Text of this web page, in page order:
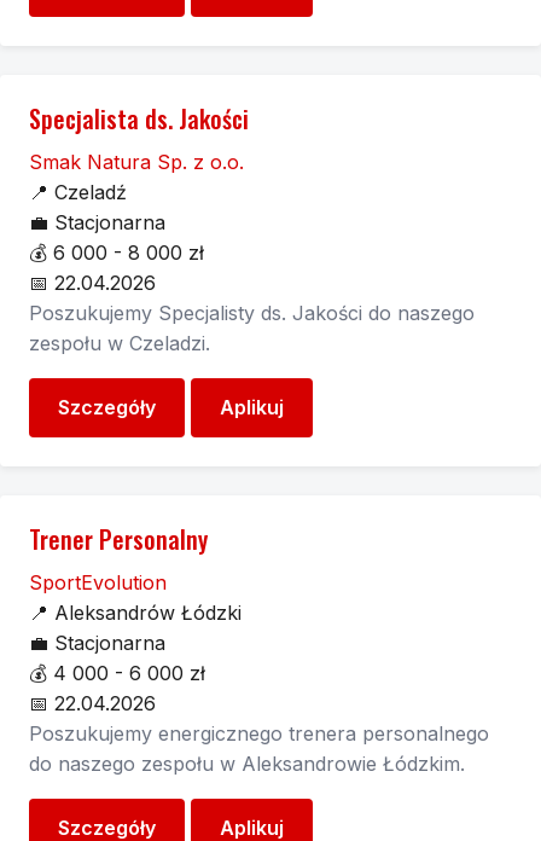
Specjalista ds. Jakości
Smak Natura Sp. z o.o.
📍 Czeladź
💼 Stacjonarna
💰 6 000 - 8 000 zł
📅 22.04.2026
Poszukujemy Specjalisty ds. Jakości do naszego
zespołu w Czeladzi.
Szczegóły Aplikuj
Trener Personalny
SportEvolution
📍 Aleksandrów Łódzki
💼 Stacjonarna
💰 4 000 - 6 000 zł
📅 22.04.2026
Poszukujemy energicznego trenera personalnego
do naszego zespołu w Aleksandrowie Łódzkim.
Szczegóły Aplikuj